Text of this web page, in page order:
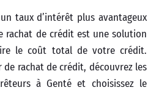
taux d’intérêt plus avantageux
rachat de crédit est une solution
le coût total de votre crédit.
rachat de crédit, découvrez les
à Genté et choisissez le